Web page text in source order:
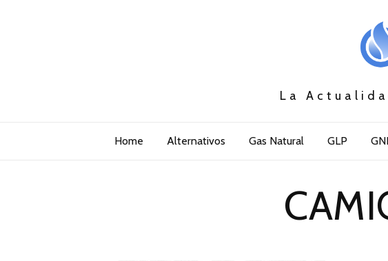
La
Home Alternativos Gas Natural GLP